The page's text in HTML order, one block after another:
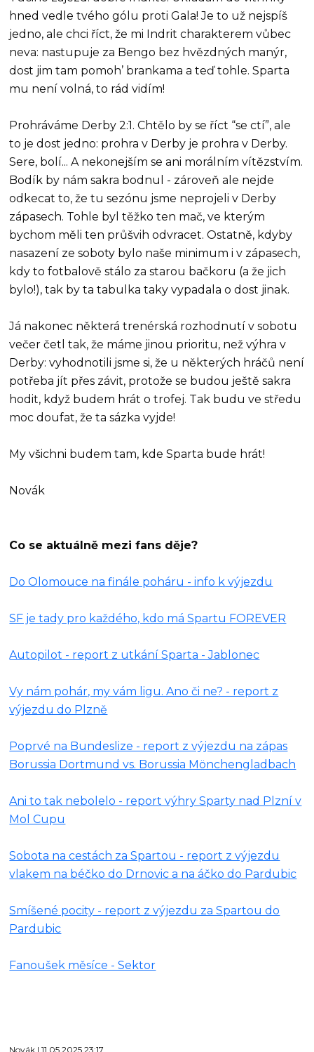
hned vedle tvého gólu proti Gala! Je to už nejspíš
jedno, ale chci říct, že mi Indrit charakterem vůbec
neva: nastupuje za Bengo bez hvězdných manýr,
dost jim tam pomoh’ brankama a teď tohle. Sparta
mu není volná, to rád vidím!
Prohráváme Derby 2:1. Chtělo by se říct “se ctí”, ale
to je dost jedno: prohra v Derby je prohra v Derby.
Sere, bolí... A nekonejším se ani morálním vítězstvím.
Bodík by nám sakra bodnul - zároveň ale nejde
odkecat to, že tu sezónu jsme neprojeli v Derby
zápasech. Tohle byl těžko ten mač, ve kterým
bychom měli ten průšvih odvracet. Ostatně, kdyby
nasazení ze soboty bylo naše minimum i v zápasech,
kdy to fotbalově stálo za starou bačkoru (a že jich
bylo!), tak by ta tabulka taky vypadala o dost jinak.
Já nakonec některá trenérská rozhodnutí v sobotu
večer četl tak, že máme jinou prioritu, než výhra v
Derby: vyhodnotili jsme si, že u některých hráčů není
potřeba jít přes závit, protože se budou ještě sakra
hodit, když budem hrát o trofej. Tak budu ve středu
moc doufat, že ta sázka vyjde!
My všichni budem tam, kde Sparta bude hrát!
Novák
Co se aktuálně mezi fans děje?
Do Olomouce na finále poháru - info k výjezdu
SF je tady pro každého, kdo má Spartu FOREVER
Autopilot - report z utkání Sparta - Jablonec
Vy nám pohár, my vám ligu. Ano či ne? - report z
výjezdu do Plzně
Poprvé na Bundeslize - report z výjezdu na zápas
Borussia Dortmund vs. Borussia Mönchengladbach
Ani to tak nebolelo - report výhry Sparty nad Plzní v
Mol Cupu
Sobota na cestách za Spartou - report z výjezdu
vlakem na béčko do Drnovic a na áčko do Pardubic
Smíšené pocity - report z výjezdu za Spartou do
Pardubic
Fanoušek měsíce - Sektor
Novák | 11.05.2025 23:17